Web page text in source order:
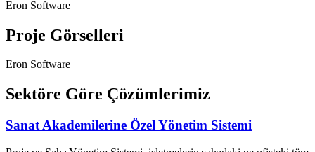
Eron Software
Proje Görselleri
Eron Software
Sektöre Göre Çözümlerimiz
Sanat Akademilerine Özel Yönetim Sistemi